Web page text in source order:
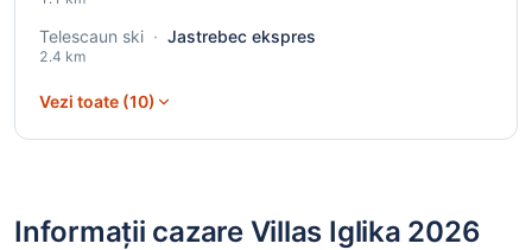
Telescaun ski · Jastrebec ekspres
2.4 km
Vezi toate (10)
Informații cazare Villas Iglika 2026